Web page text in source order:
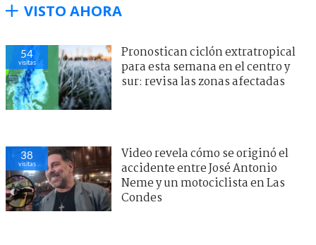
VISTO AHORA
54
visitas
Pronostican ciclón extratropical
para esta semana en el centro y
sur: revisa las zonas afectadas
38
visitas
Video revela cómo se originó el
accidente entre José Antonio
Neme y un motociclista en Las
Condes